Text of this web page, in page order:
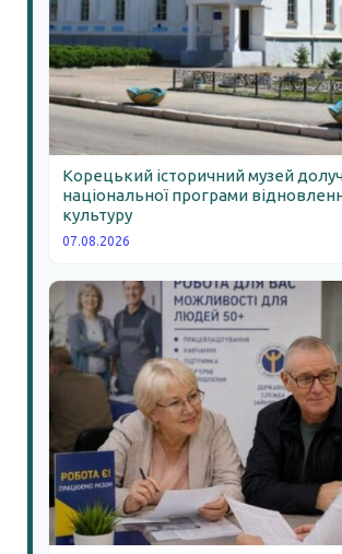
Корецький історичний музей
національної програми
культуру
07.08.2026